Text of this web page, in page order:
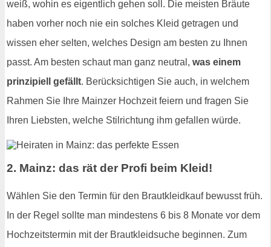
weiß, wohin es eigentlich gehen soll. Die meisten Bräute
haben vorher noch nie ein solches Kleid getragen und
wissen eher selten, welches Design am besten zu Ihnen
passt. Am besten schaut man ganz neutral, was einem
prinzipiell gefällt. Berücksichtigen Sie auch, in welchem
Rahmen Sie Ihre Mainzer Hochzeit feiern und fragen Sie
Ihren Liebsten, welche Stilrichtung ihm gefallen würde.
2. Mainz: das rät der Profi beim Kleid!
Wählen Sie den Termin für den Brautkleidkauf bewusst früh.
In der Regel sollte man mindestens 6 bis 8 Monate vor dem
Hochzeitstermin mit der Brautkleidsuche beginnen. Zum